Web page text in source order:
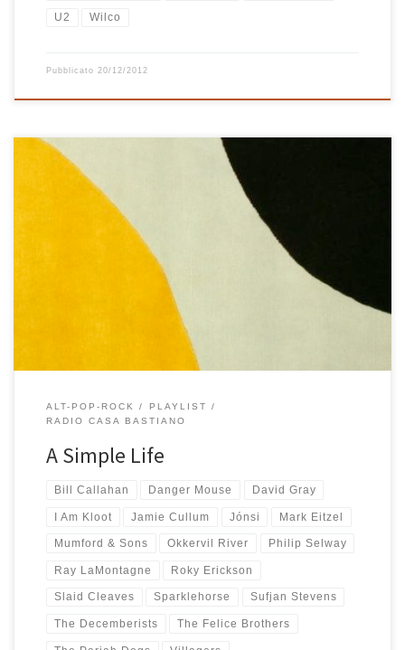
U2 Wilco
Pubblicato 20/12/2012
Mettete un pomeriggio con tanta pioggia e vento. Pensate a una
poltrona che guarda fuori dalla finestra e al camino acceso alle
mie spalle. In casa tutti dormono e per questo mi metto le cuffie.
Parte il primo brano: By Some Miracle di Philip Selway e la playlist
si compone magicamente […]
ALT-POP-ROCK
PLAYLIST
RADIO CASA BASTIANO
A Simple Life
Bill Callahan Danger Mouse David Gray
I Am Kloot Jamie Cullum Jónsi Mark Eitzel
Mumford & Sons Okkervil River Philip Selway
Ray LaMontagne Roky Erickson
Slaid Cleaves Sparklehorse Sufjan Stevens
The Decemberists The Felice Brothers